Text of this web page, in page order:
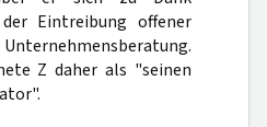
Eintreibung offener
Z daher als "seinen